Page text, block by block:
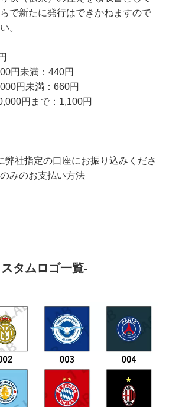
で新たに発行はできかねますので
。
円未満：440円
円未満：660円
円まで：1,100円
弊社指定の口座にお振り込みくださ
みのお支払い方法
タムロゴ一覧-